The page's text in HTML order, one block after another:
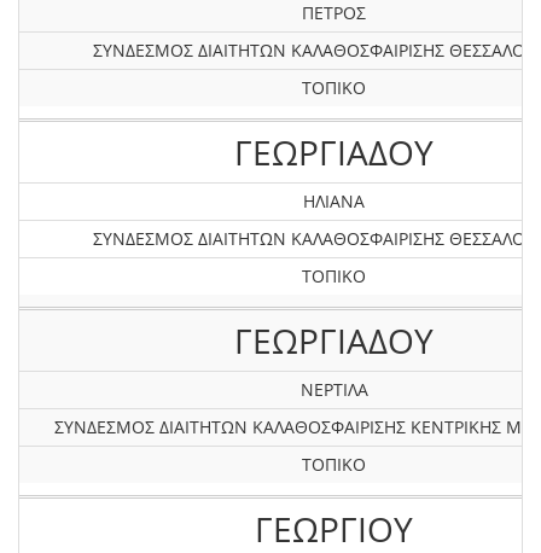
ΠΕΤΡΟΣ
ΣΥΝΔΕΣΜΟΣ ΔΙΑΙΤΗΤΩΝ ΚΑΛΑΘΟΣΦΑΙΡΙΣΗΣ
ΤΟΠΙΚΟ
ΓΕΩΡΓΙΑΔΟΥ
ΗΛΙΑΝΑ
ΣΥΝΔΕΣΜΟΣ ΔΙΑΙΤΗΤΩΝ ΚΑΛΑΘΟΣΦΑΙΡΙΣΗΣ
ΤΟΠΙΚΟ
ΓΕΩΡΓΙΑΔΟΥ
ΝΕΡΤΙΛΑ
ΣΥΝΔΕΣΜΟΣ ΔΙΑΙΤΗΤΩΝ ΚΑΛΑΘΟΣΦΑΙΡΙΣΗΣ KEΝΤΡΙΚΗΣ
ΤΟΠΙΚΟ
ΓΕΩΡΓΙΟΥ